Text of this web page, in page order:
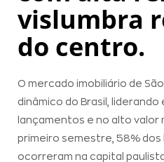
vislumbra
do centro.
O mercado imobiliário de
dinâmico do Brasil, liderando
lançamentos e no alto valor
primeiro semestre, 58%
ocorreram na capital